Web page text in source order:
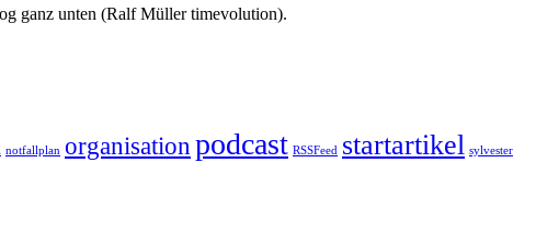
ganz unten (Ralf Müller timevolution).
notfallplan organisation podcast RSSFeed startartikel sylvester